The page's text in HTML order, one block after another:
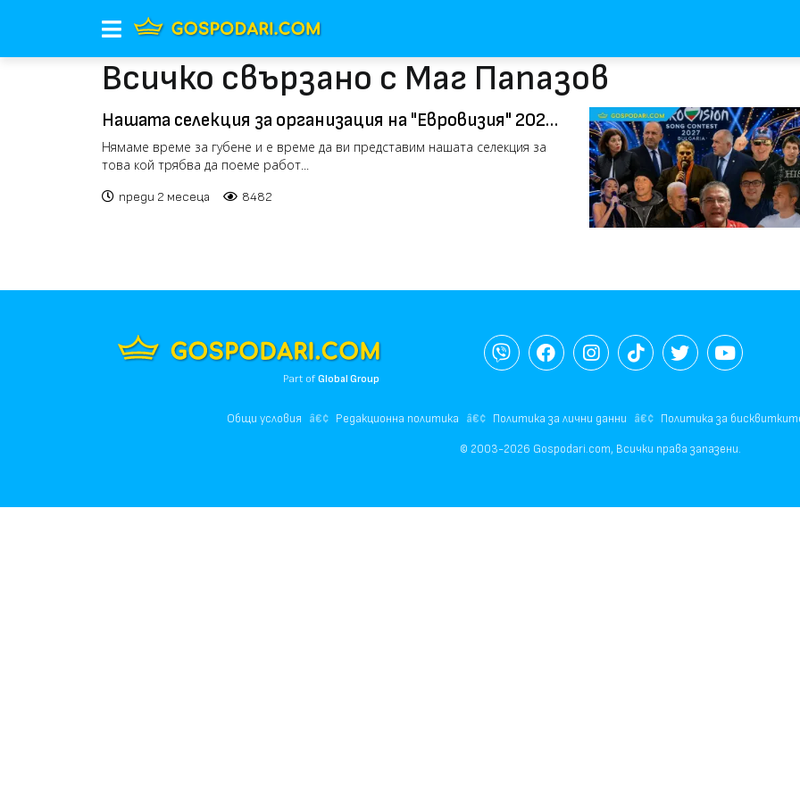
Всичко свързано с Маг Папазов
Нашата селекция за организация на "Евровизия" 2027
(видео)
Нямаме време за губене и е време да ви представим нашата селекция за
това кой трябва да поеме работ...
преди 2 месеца 8482
Part ofGlobal Group
Общи условия Редакционна политика Политика за лични данни Политика за
© 2003-2026 Gospodari.com, Всички права запазени.